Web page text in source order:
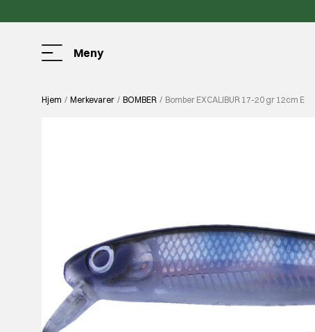
Meny
Hjem Merkevarer BOMBER Bomber EXCALIBUR 17-20 gr 12cm E